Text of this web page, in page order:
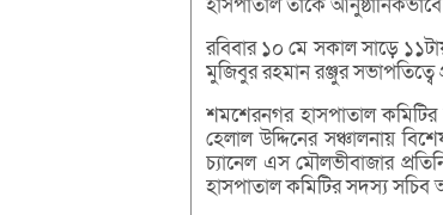
হাসপাতাল তাঁকে আনুষ্ঠানিকভাবে
রবিবার ১০ মে সকাল সাড়ে
মুজিবুর রহমান রঞ্জুর
শমশেরনগর হাসপাতাল
হেলাল উদ্দিনের সঞ্চালনায়
চ্যানেল এস মৌলভীবাজার
হাসপাতাল কমিটির সদস্য